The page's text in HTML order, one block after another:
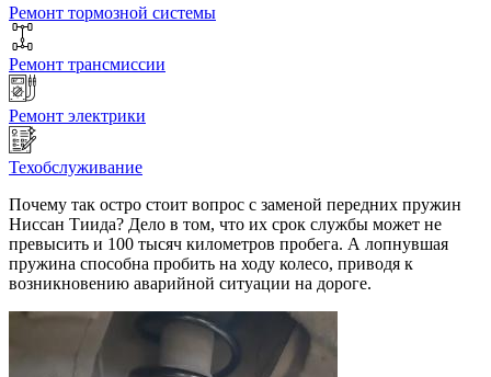
Ремонт тормозной системы
Ремонт трансмиссии
Ремонт электрики
Техобслуживание
Почему так остро стоит вопрос с заменой передних пружин
Ниссан Тиида? Дело в том, что их срок службы может не
превысить и 100 тысяч километров пробега. А лопнувшая
пружина способна пробить на ходу колесо, приводя к
возникновению аварийной ситуации на дороге.